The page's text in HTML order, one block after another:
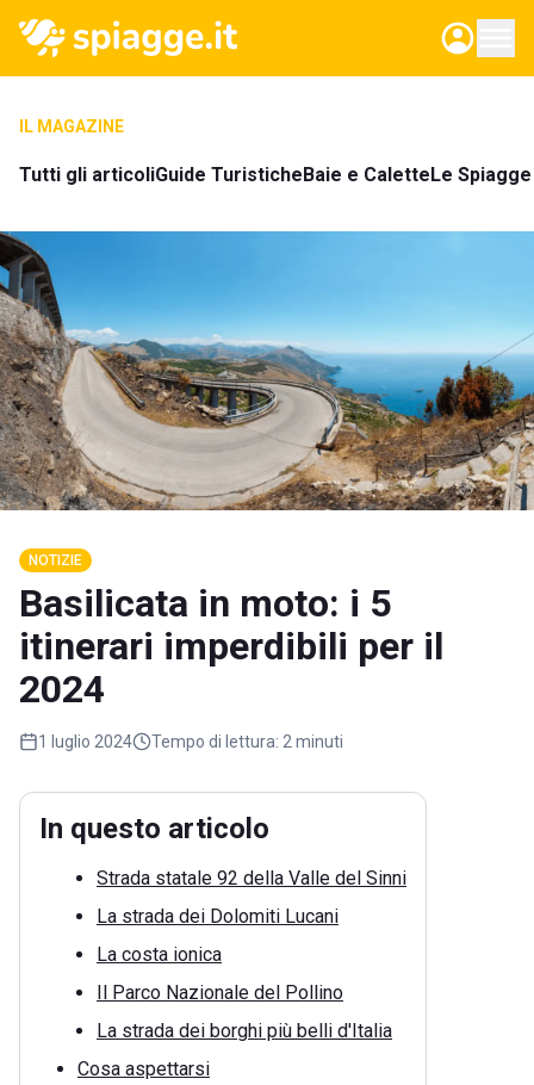
IL MAGAZINE
Tutti gli articoliGuide TuristicheBaie e CaletteLe
NOTIZIE
Basilicata in moto: i 5
itinerari imperdibili per il
2024
1 luglio 2024 Tempo di lettura: 2 minuti
In questo articolo
Strada statale 92 della Valle del Sinni
La strada dei Dolomiti Lucani
La costa ionica
Il Parco Nazionale del Pollino
La strada dei borghi più belli d'Italia
Cosa aspettarsi